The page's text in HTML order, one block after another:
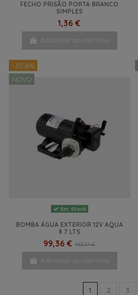
FECHO PRISÃO PORTA BRANCO
SIMPLES
1,36 €
Adicionar ao carrinho
-30,6%
NOVO
Em Stock
BOMBA ÁGUA EXTERIOR 12V AQUA
8 7 LTS
99,36 €143,17 €
Adicionar ao carrinho
1 2 3